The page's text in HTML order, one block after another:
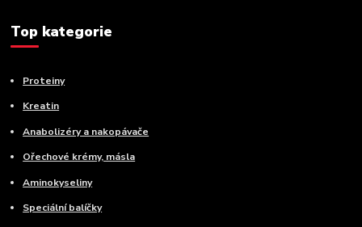
Top kategorie
Proteiny
Kreatin
Anabolizéry a nakopávače
Ořechové krémy, másla
Aminokyseliny
Speciální balíčky